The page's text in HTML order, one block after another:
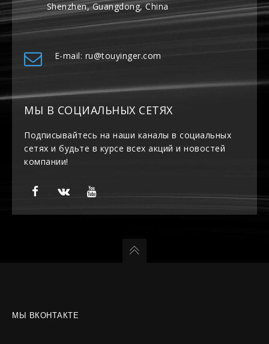
Shenzhen, Guangdong, China
E-mail: ru@touyinger.com
МЫ В СОЦИАЛЬНЫХ СЕТЯХ
Подписывайтесь на наши каналы в социальных
сетях и будьте в курсе всех акций и новостей
компании!
МЫ ВКОНТАКТЕ